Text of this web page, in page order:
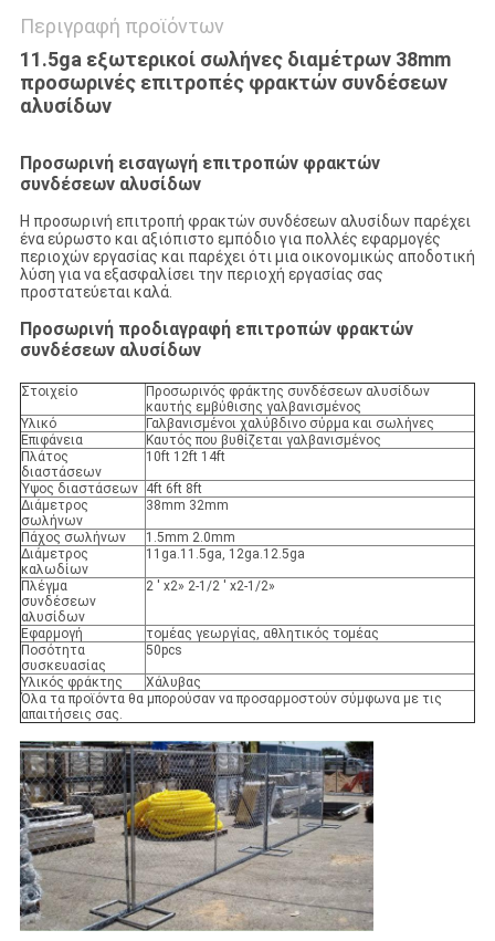
Περιγραφή προϊόντων
11.5ga εξωτερικοί σωλήνες διαμέτρων 38mm
προσωρινές επιτροπές φρακτών συνδέσεων
αλυσίδων
Προσωρινή εισαγωγή επιτροπών φρακτών
συνδέσεων αλυσίδων
Η προσωρινή επιτροπή φρακτών συνδέσεων αλυσίδων παρέχει
ένα εύρωστο και αξιόπιστο εμπόδιο για πολλές εφαρμογές
περιοχών εργασίας και παρέχει ότι μια οικονομικώς αποδοτική
λύση για να εξασφαλίσει την περιοχή εργασίας σας
προστατεύεται καλά.
Προσωρινή προδιαγραφήεπιτροπών φρακτών
συνδέσεων αλυσίδων
Στοιχείο
Προσωρινός φράκτης συνδέσεων αλυσίδων
καυτής εμβύθισης γαλβανισμένος
Υλικό
Γαλβανισμένοι χαλύβδινο σύρμα και σωλήνες
Επιφάνεια
Καυτός που βυθίζεται γαλβανισμένος
Πλάτος
διαστάσεων
10ft 12ft 14ft
Ύψος διαστάσεων 4ft 6ft 8ft
Διάμετρος
σωλήνων
38mm 32mm
Πάχος σωλήνων
1.5mm 2.0mm
Διάμετρος
καλωδίων
11ga.11.5ga, 12ga.12.5ga
Πλέγμα
συνδέσεων
αλυσίδων
2 ' x2» 2-1/2 ' x2-1/2»
Εφαρμογή
τομέας γεωργίας, αθλητικός τομέας
Ποσότητα
συσκευασίας
50pcs
Υλικός φράκτης
Χάλυβας
Όλα τα προϊόντα θα μπορούσαν να προσαρμοστούν σύμφωνα με τις
απαιτήσεις σας.